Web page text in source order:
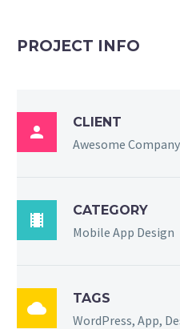
PROJECT INFO

CLIENT
Awesome

CATEGORY
Mobile App Design

TAGS
WordPress, App,